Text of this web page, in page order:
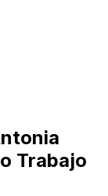
Trabajo